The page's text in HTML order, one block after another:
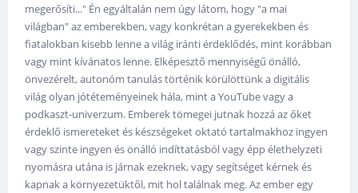
megerősíti..." Én egyáltalán nem úgy látom, hogy "a mai
világban" az emberekben, vagy konkrétan a gyerekekben és
fiatalokban kisebb lenne a világ iránti érdeklődés, mint korábban
vagy mint kívánatos lenne. Elképesztő mennyiségű önálló,
önvezérelt, autonóm tanulás történik körülöttünk a digitális
világ olyan jótéteményeinek hála, mint a YouTube vagy a
podkaszt-univerzum. Emberek tömegei jutnak hozzá az őket
érdeklő ismereteket és készségeket oktató tartalmakhoz ingyen
vagy szinte ingyen és önálló indíttatásból vagy épp élethelyzeti
nyomásra utána is járnak ezeknek, vagy segítséget kérnek és
kapnak a környezetüktől, mit hol találnak meg. Az ember egy